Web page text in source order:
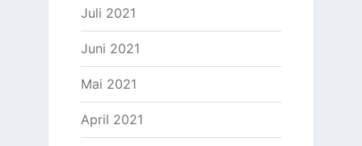
Juli 2021
Juni 2021
Mai 2021
April 2021